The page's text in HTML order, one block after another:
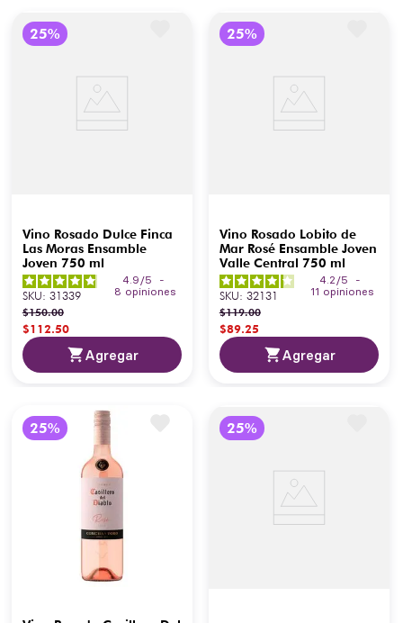
Vino Rosado Dulce Finca
Las Moras Ensamble
Joven 750 ml
4.9 /5
-
8 opiniones
SKU: 31339
$150.00
$112.50
Agregar
Vino Rosado Lobito de
Mar Rosé Ensamble Joven
Valle Central 750 ml
4.2 /5
-
11 opiniones
SKU: 32131
$119.00
$89.25
Agregar